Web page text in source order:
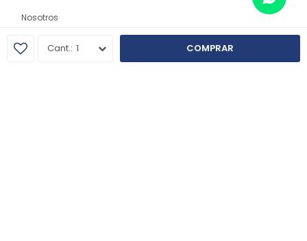
1 COMPRAR
Nosotros